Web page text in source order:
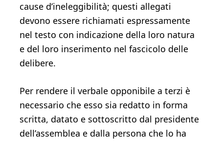
cause d’ineleggibilità; questi allegati
devono essere richiamati espressamente
nel testo con indicazione della loro natura
e del loro inserimento nel fascicolo delle
delibere.
Per rendere il verbale opponibile a terzi è
necessario che esso sia redatto in forma
scritta, datato e sottoscritto dal presidente
dell’assemblea e dalla persona che lo ha